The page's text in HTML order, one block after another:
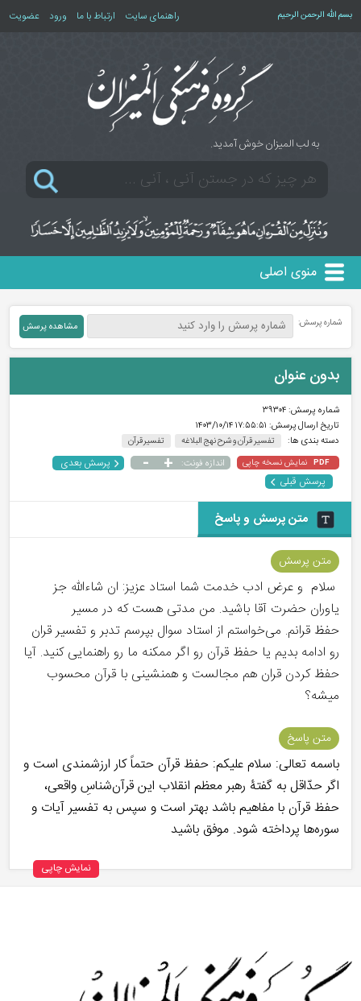
بسم الله الرحمن الرحیم راهنمای سایت ارتباط با ما ورود عضویت
به لب المیزان خوش آمدید.
منوی اصلی
شماره پرسش:
بدون عنوان
شماره پرسش:۳۹۳۰۴
تاریخ ارسال پرسش: ۱۷:۵۵:۵۱ ۱۴۰۳/۱۰/۱۴
دسته بندی ها:
تفسیر قرآن و شرح نهج البلاغه تفسیر قرآن
PDF نمایش نسخه چاپی اندازه فونت: +
-
پرسش بعدی
پرسش قبلی
متن پرسش و پاسخ
متن پرسش
سلام و عرض ادب خدمت شما استاد عزیز: ان شاءالله جز
یاوران حضرت آقا باشید. من مدتی هست که در مسیر
حفظ قرانم. می‌خواستم از استاد سوال بپرسم تدبر و تفسیر قران
رو ادامه بدیم یا حفظ قرآن رو اگر ممکنه ما رو راهنمایی کنید. آیا
حفظ کردن قران هم مجالست و همنشینی با قرآن محسوب
میشه؟
متن پاسخ
باسمه تعالی: سلام علیکم: حفظ قرآن حتماً کار ارزشمندی است و
اگر حدّاقل به گفتۀ رهبر معظم انقلاب این قرآن‌شناسِ واقعی،
حفظ قرآن با مفاهیم باشد بهتر است و سپس به تفسیر آیات و
سوره‌ها پرداخته شود. موفق باشید
نمایش چاپی